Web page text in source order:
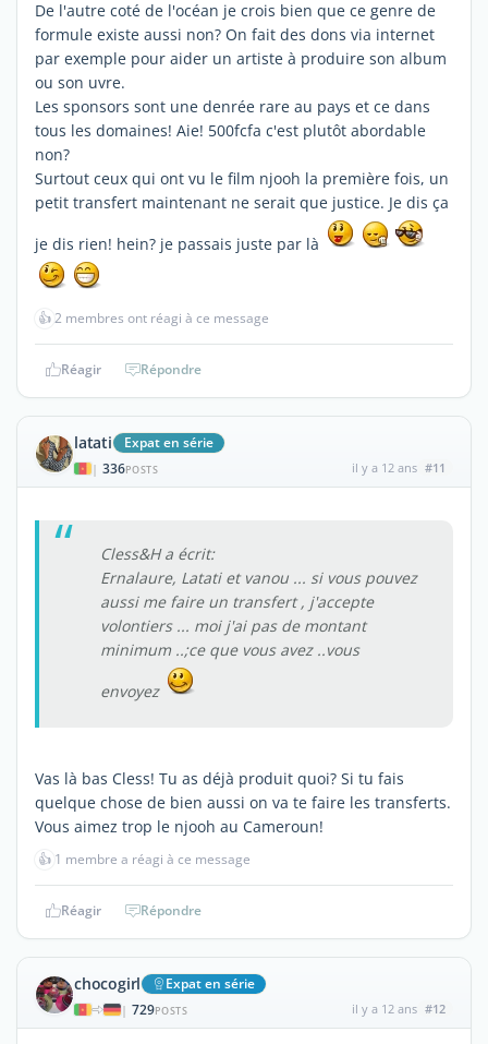
De l'autre coté de l'océan je crois bien que ce genre de
formule existe aussi non? On fait des dons via internet
par exemple pour aider un artiste à produire son album
ou son uvre.
Les sponsors sont une denrée rare au pays et ce dans
tous les domaines! Aie! 500fcfa c'est plutôt abordable
non?
Surtout ceux qui ont vu le film njooh la première fois, un
petit transfert maintenant ne serait que justice. Je dis ça
je dis rien! hein? je passais juste par là
👍2 membres ont réagi à ce message
Réagir Répondre
latati Expat en série
| 336POSTS il y a 12 ans #11
Cless&H a écrit:
Ernalaure, Latati et vanou ... si vous pouvez
aussi me faire un transfert , j'accepte
volontiers ... moi j'ai pas de montant
minimum ..;ce que vous avez ..vous
envoyez
Vas là bas Cless! Tu as déjà produit quoi? Si tu fais
quelque chose de bien aussi on va te faire les transferts.
Vous aimez trop le njooh au Cameroun!
👍 1 membre a réagi à ce message
Réagir Répondre
chocogirl Expat en série
| 729POSTS il y a 12 ans #12